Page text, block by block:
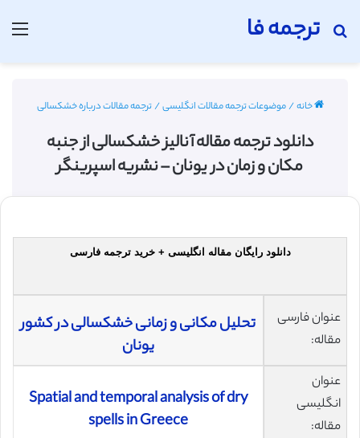
ترجمه فا
جستجو برای
خانه/موضوعات ترجمه مقالات انگلیسی/ترجمه مقالات درباره خشکسالی
دانلود ترجمه مقاله آنالیز خشکسالی از جنبه
مکان و زمان در یونان – نشریه اسپرینگر
دانلود رایگان مقاله انگلیسی + خرید ترجمه فارسی
عنوان فارسی
مقاله:
تحلیل مکانی و زمانی خشکسالی در کشور
یونان
عنوان
انگلیسی
مقاله:
Spatial and temporal analysis of dry
spells in Greece